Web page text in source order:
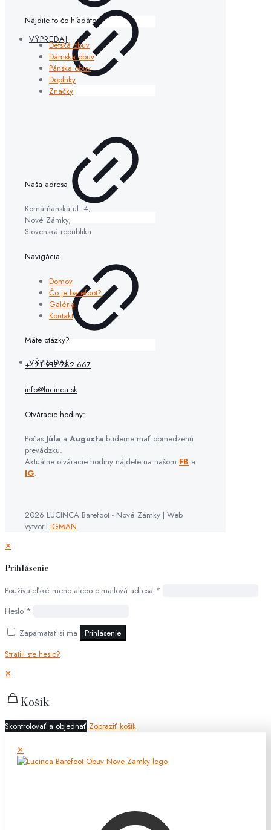
VÝPREDAJ
VÝPREDAJ
Nájdite to čo hľadáte
Detská obuv
Dámska obuv
Pánska obuv
Doplnky
Značky
Naša adresa
Komárňanská ul. 4,
Nové Zámky,
Slovenská republika
Navigácia
Domov
Čo je barefoot?
Galéria
Kontakt
Máte otázky?
+421 917 782 667
info@lucinca.sk
Otváracie hodiny:
Počas Júla a Augusta budeme mať obmedzenú
prevádzku.
Aktuálne otváracie hodiny nájdete na našom FB a
IG.
2026 LUCINCA Barefoot - Nové Zámky | Web
vytvoril IGMAN.
✕
Prihlásenie
Používateľské meno alebo e-mailová adresa *
Heslo *
Zapamätať si ma
Prihlásenie
Stratili ste heslo?
✕
Košík
Skontrolovať a objednať Zobraziť košík
✕